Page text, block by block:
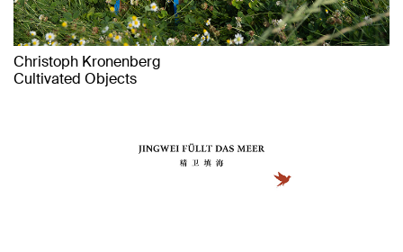
Christoph Kronenberg
Cultivated Objects